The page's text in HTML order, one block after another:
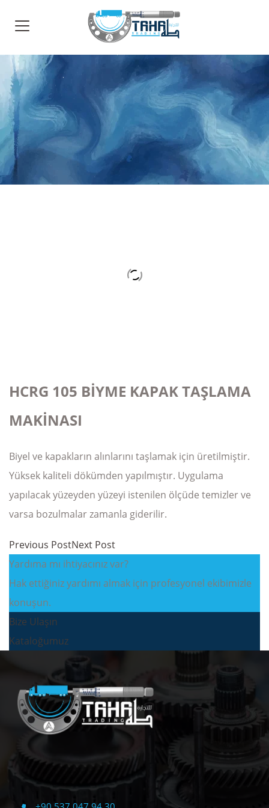
HCRG 105 BİYME KAPAK TAŞLAMA
MAKİNASI
Biyel ve kapakların alınlarını taşlamak için üretilmiştir.
Yüksek kaliteli dökümden yapılmıştır. Uygulama
yapılacak yüzeyden yüzeyi istenilen ölçüde temizler ve
varsa bozulmalar zamanla giderilir.
Previous PostNext Post
Yardıma mı ihtiyacınız var?
Hak ettiğiniz yardımı almak için profesyonel ekibimizle
konuşun.
Bize Ulaşın
Kataloğumuz